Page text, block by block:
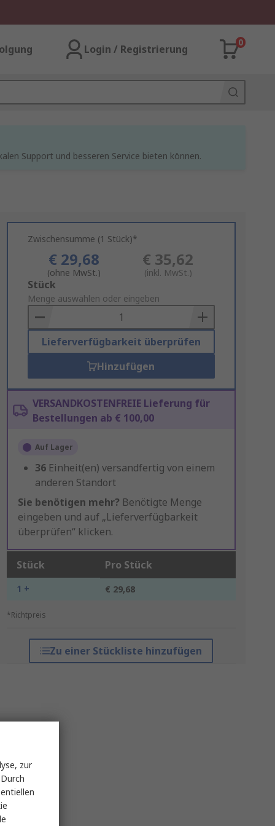
Login / Registrierung
0
Support und besseren Service bieten können.
Zwischensumme (1 Stück)*
€ 29,68
(ohne MwSt.)
€ 35,62
(inkl. MwSt.)
Add
to
Basket
Stück
Menge auswählen oder eingeben
Lieferverfügbarkeit überprüfen
Hinzufügen
VERSANDKOSTENFREIE Lieferung für
Bestellungen ab € 100,00
Auf Lager
36 Einheit(en) versandfertig von einem
anderen Standort
Sie benötigen mehr? Benötigte Menge
eingeben und auf „Lieferverfügbarkeit
überprüfen“ klicken.
Stück Pro Stück
1 + € 29,68
*Richtpreis
Zu einer Stückliste hinzufügen
zur